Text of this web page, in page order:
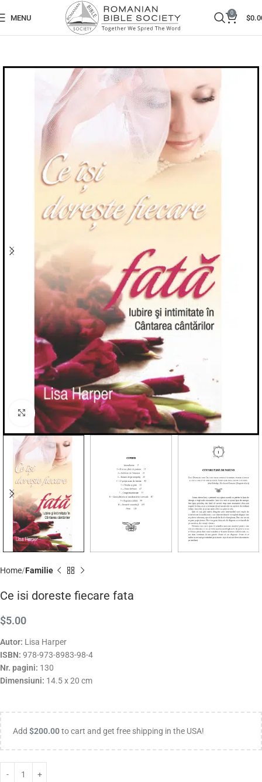
MENU
0
$
Click to enlarge
Home Familie
Ce isi doreste fiecare fata
$5.00
Autor: Lisa Harper
ISBN: 978-973-8983-98-4
Nr. pagini: 130
Dimensiuni: 14.5 x 20 cm
Add $200.00to cart and get free shipping in the USA!